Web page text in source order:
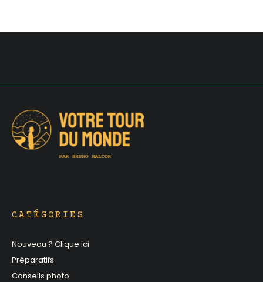
CATÉGORIES
Nouveau ? Clique ici
Préparatifs
Conseils photo